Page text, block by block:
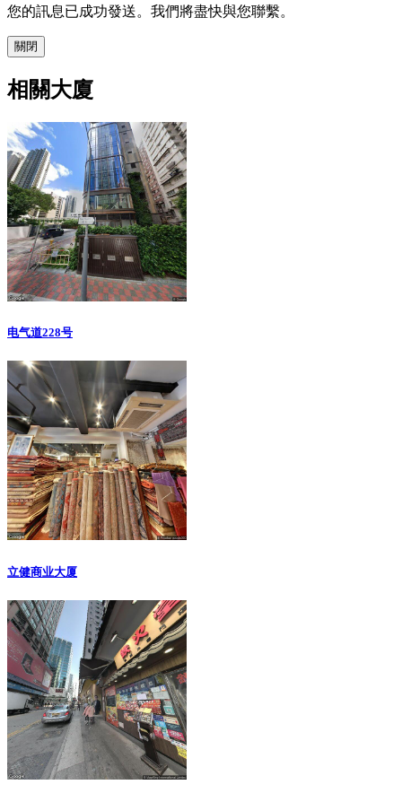
您的訊息已成功發送。我們將盡快與您聯繫。
關閉
相關大廈
电气道228号
立健商业大厦